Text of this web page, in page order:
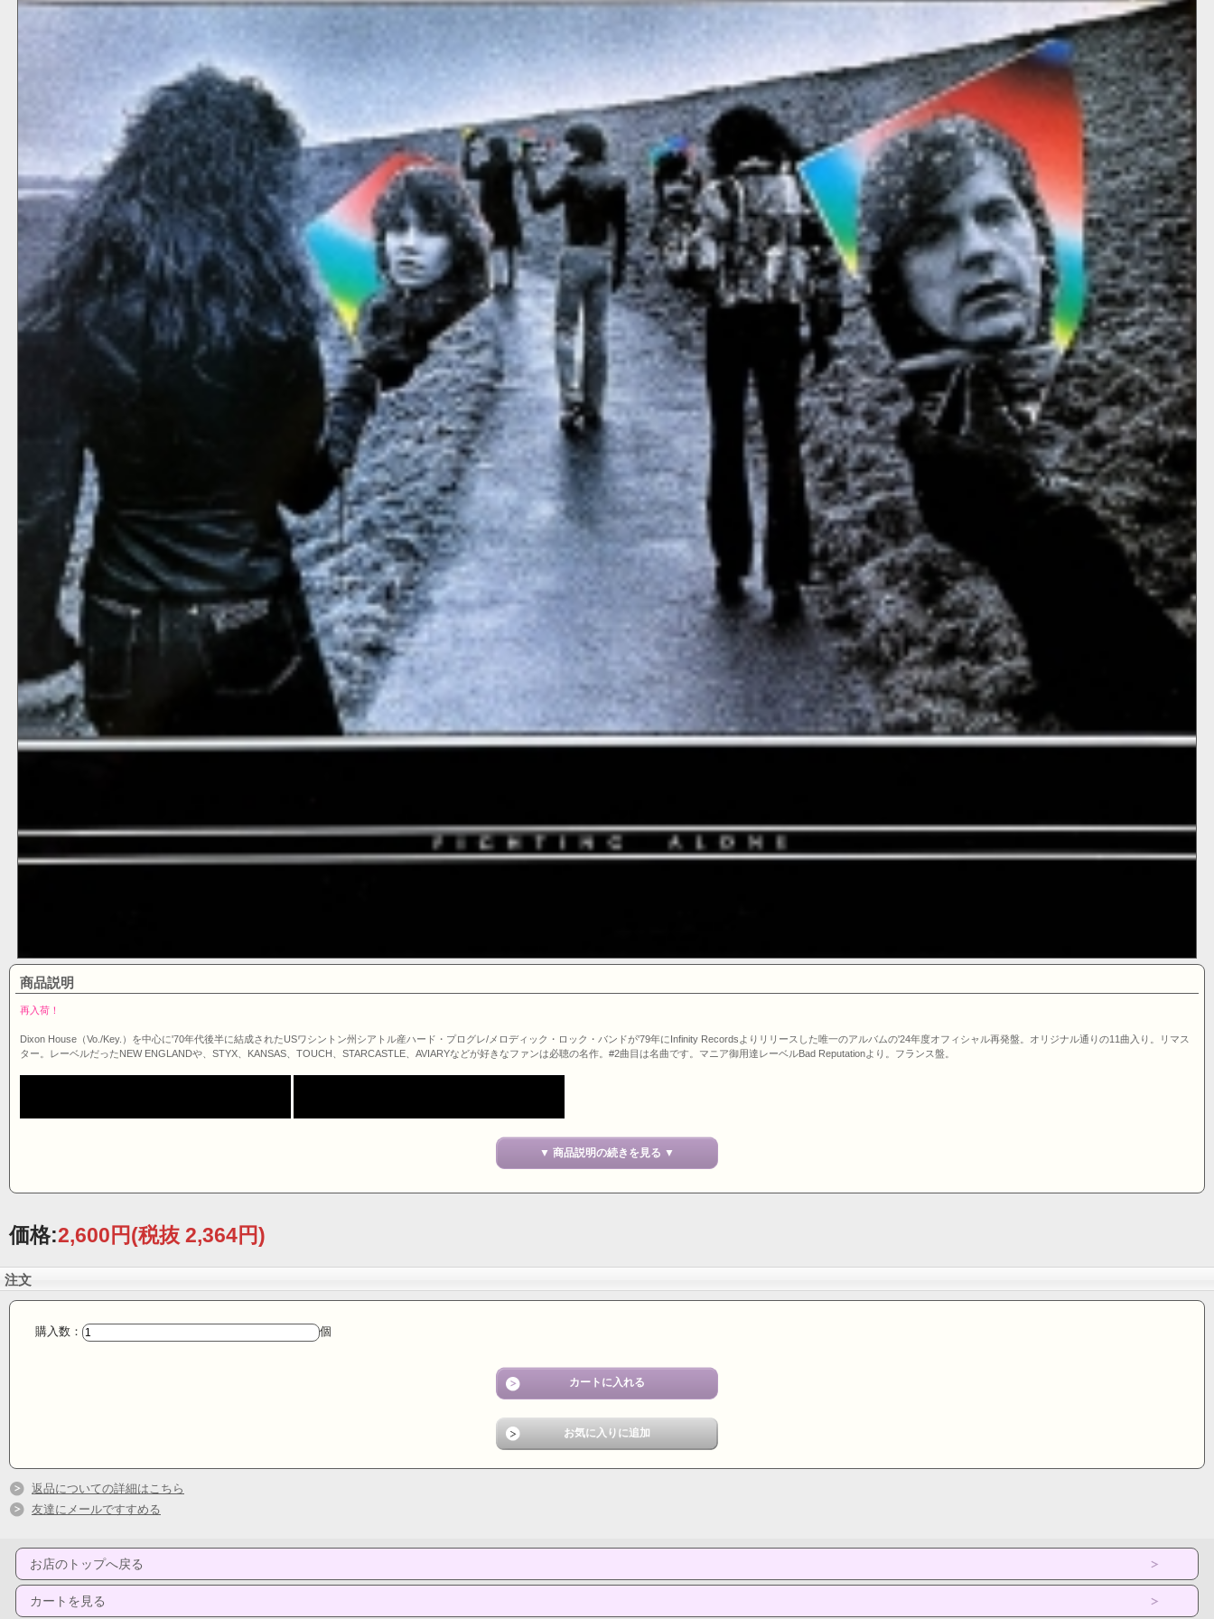
商品説明
再入荷！
Dixon House（Vo./Key.）を中心に'70年代後半に結成されたUSワシントン州シアトル産ハード・プログレ/メロディック・ロック・バンドが'79年にInfinity Recordsよりリリースした唯一のアルバムの'24年度オフィシャル再発盤。オリジナル通りの11曲入り。リマス
ター。レーベルだったNEW ENGLANDや、STYX、KANSAS、TOUCH、STARCASTLE、AVIARYなどが好きなファンは必聴の名作。#2曲目は名曲です。マニア御用達レーベルBad Reputationより。フランス盤。
▼ 商品説明の続きを見る ▼
価格:2,600円(税抜 2,364円)
注文
購入数： 個
返品についての詳細はこちら
友達にメールですすめる
お店のトップへ戻る
カートを見る